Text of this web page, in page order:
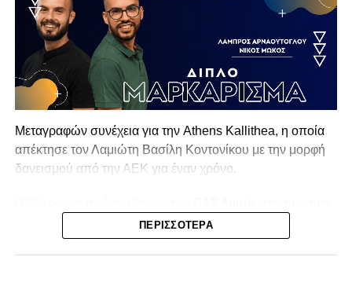
Μεταγραφών συνέχεια για την Athens Kallithea, η οποία
απέκτησε τον Λαμιώτη Βασίλη Κοντονίκου με την μορφή
δανεισμού από την ΑΕΚ για έναν χρόνο.
σεζόν στην Superbet League 2 είχε απολογισμό 20
συμμετοχές, δύο γκολ και ισάριθμες ασίστ με τον ΠΑΣ
Γιάννινα. Στο παρελθόν έχει αγωνιστεί σε Λαμία (10
ΠΕΡΙΣΣΌΤΕΡΑ